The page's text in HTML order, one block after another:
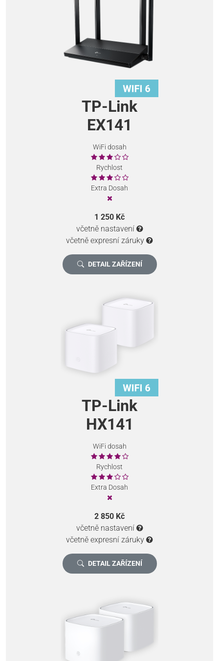
TP-Link
EX141
WiFi dosah
Rychlost
Extra Dosah
1 250 Kč
včetně nastavení
včetně expresní záruky
DETAIL ZAŘÍZENÍ
TP-Link
HX141
WiFi dosah
Rychlost
Extra Dosah
2 850 Kč
včetně nastavení
včetně expresní záruky
DETAIL ZAŘÍZENÍ